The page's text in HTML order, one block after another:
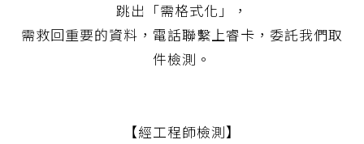
跳出「需格式化」，
需救回重要的資料，電話聯繫上睿卡，委託我們取
件檢測。
【經工程師檢測】